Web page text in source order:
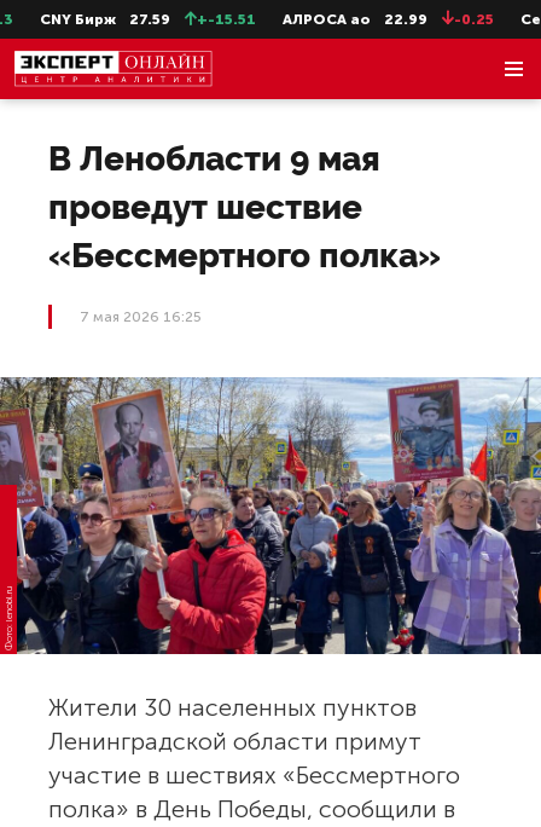
CNY Бирж 27.59 +-15.51 АЛРОСА ао 22.99 -0.25
В Ленобласти 9 мая
проведут шествие
«Бессмертного полка»
7 мая 2026 16:25
Фото: lenobl.ru
Жители 30 населенных пунктов
Ленинградской области примут
участие в шествиях «Бессмертного
полка» в День Победы, сообщили в